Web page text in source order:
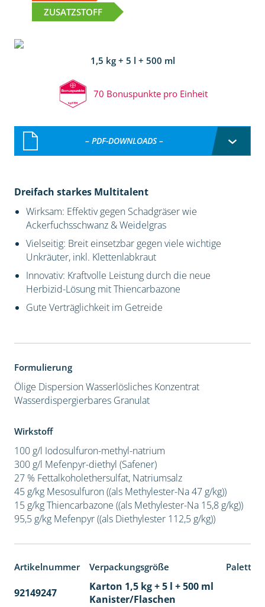
ZUSATZSTOFF
1,5 kg + 5 l + 500 ml
70 Bonuspunkte pro Einheit
– PDF-DOWNLOADS –
Dreifach starkes Multitalent
Wirksam: Effektiv gegen Schadgräser wie
Ackerfuchsschwanz & Weidelgras
Vielseitig: Breit einsetzbar gegen viele wichtige
Unkräuter, inkl. Klettenlabkraut
Innovativ: Kraftvolle Leistung durch die neue
Herbizid-Lösung mit Thiencarbazone
Gute Verträglichkeit im Getreide
Formulierung
Ölige DispersionWasserlösliches Konzentrat
Wasserdispergierbares Granulat
Wirkstoff
100 g/l Iodosulfuron-methyl-natrium
300 g/l Mefenpyr-diethyl (Safener)
27 % Fettalkoholethersulfat, Natriumsalz
45 g/kg Mesosulfuron ((als Methylester-Na 47 g/kg))
15 g/kg Thiencarbazone ((als Methylester-Na 15,8 g/kg))
95,5 g/kg Mefenpyr ((als Diethylester 112,5 g/kg))
Artikelnummer Verpackungsgröße
92149247
Karton 1,5 kg + 5 l + 500 ml
Kanister/Flaschen